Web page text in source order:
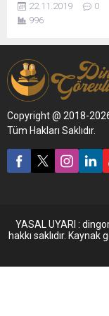
22.11.2019
0
996
Copyright @ 2018-
Tüm Hakları Saklıdır.
YASAL UYARI :
hakkı saklıdır.